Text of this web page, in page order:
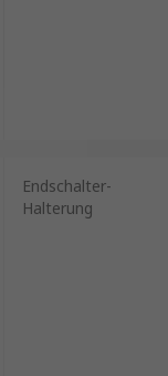
Endschalter-
Halterung